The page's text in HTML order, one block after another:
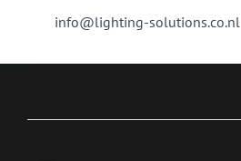
info@lighting-solutions.co.nl